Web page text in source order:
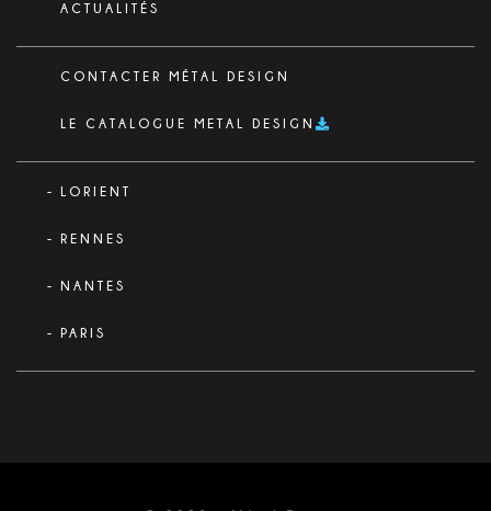
ACTUALITÉS
CONTACTER MÉTAL DESIGN
LE CATALOGUE METAL DESIGN
LORIENT
RENNES
NANTES
PARIS